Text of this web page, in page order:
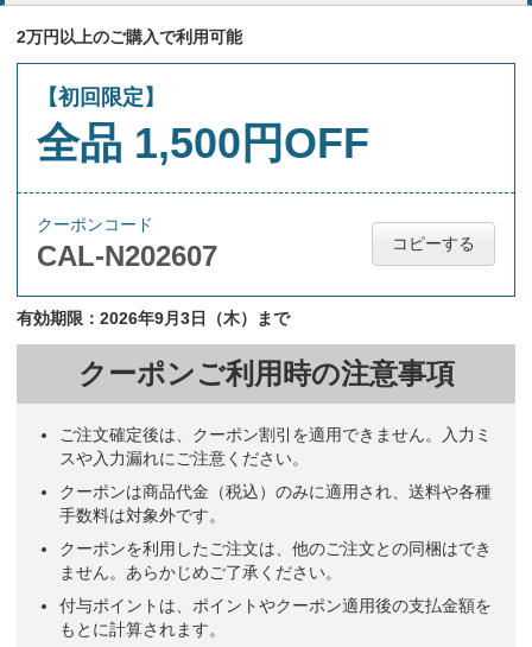
2万円以上のご購入で利用可能
【初回限定】
全品 1,500円OFF
クーポンコード
CAL-N202607 コピーする
有効期限：2026年9月3日（木）まで
クーポンご利用時の注意事項
ご注文確定後は、クーポン割引を適用できません。入力ミ
スや入力漏れにご注意ください。
クーポンは商品代金（税込）のみに適用され、送料や各種
手数料は対象外です。
クーポンを利用したご注文は、他のご注文との同梱はでき
ません。あらかじめご了承ください。
付与ポイントは、ポイントやクーポン適用後の支払金額を
もとに計算されます。